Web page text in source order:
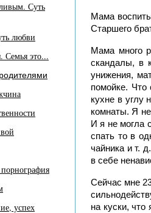
Мама
Старшего
Мама много
скандалы, в
унижения,
помойке.
кухне в углу
комнаты. Я
И я не могла
спать то в
чайника и т.
в себе
Сейчас мне
на куски,
Суть
любви
Семья это...
успех